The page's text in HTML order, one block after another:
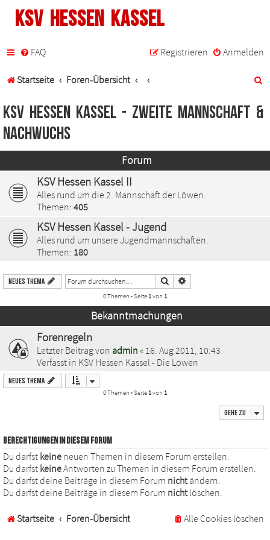
KSV Hessen Kassel
FAQ Anmelden
Registrieren
Startseite Foren-Übersicht
KSV Hessen Kassel - Zweite Mannschaft &
Nachwuchs
Forum
KSV Hessen Kassel II
Alles rund um die 2. Mannschaft der Löwen.
Themen: 405
KSV Hessen Kassel - Jugend
Alles rund um unsere Jugendmannschaften.
Themen: 180
Neues Thema Suche
0 Themen • Seite 1von 1
Bekanntmachungen
Forenregeln
Letzter Beitrag von admin « 16. Aug 2011, 10:43
Verfasst in KSV Hessen Kassel - Die Löwen
Neues Thema
0 Themen • Seite 1von 1
Gehe zu
BERECHTIGUNGEN IN DIESEM FORUM
Du darfst keine neuen Themen in diesem Forum erstellen.
Du darfst keineAntworten zu Themen in diesem Forum erstellen.
Du darfst deine Beiträge in diesem Forum nichtändern.
Du darfst deine Beiträge in diesem Forum nichtlöschen.
Startseite Foren-Übersicht Alle Cookies löschen